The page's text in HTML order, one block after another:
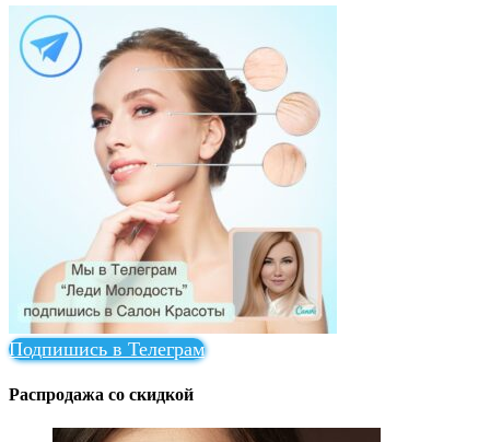
Подпишись в Телеграм
Распродажа со скидкой